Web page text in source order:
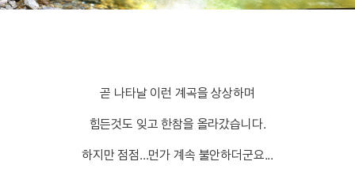
곧 나타날 이런 계곡을 상상하며
힘든것도 잊고 한참을 올라갔습니다.
하지만 점점...먼가 계속 불안하더군요...